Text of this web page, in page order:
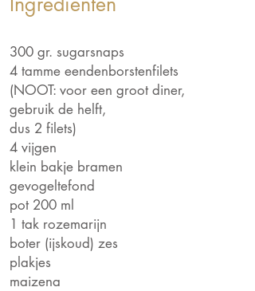
300 gr. sugarsnaps
4 tamme eendenborstenfilets
(NOOT: voor een groot diner,
gebruik de helft,
dus 2 filets)
4 vijgen
klein bakje bramen
gevogeltefond
pot 200 ml
1 tak rozemarijn
boter (ijskoud) zes
plakjes
maizena